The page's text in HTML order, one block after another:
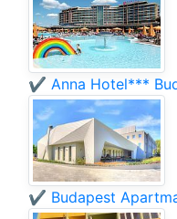
✔️ Anna Hotel***
✔️ Budapest